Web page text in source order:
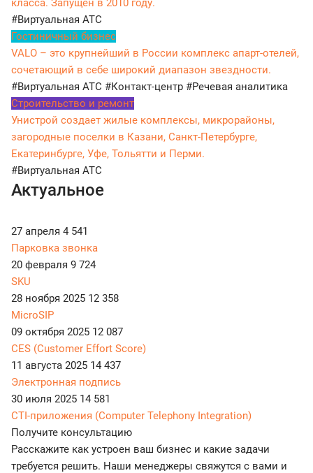
#Виртуальная АТС
Гостиничный бизнес
VALO – это крупнейший в России комплекс апарт-отелей,
сочетающий в себе широкий диапазон звездности.
#Виртуальная АТС #Контакт-центр #Речевая аналитика
Строительство и ремонт
Унистрой создает жилые комплексы, микрорайоны,
загородные поселки в Казани, Санкт-Петербурге,
Екатеринбурге, Уфе, Тольятти и Перми.
#Виртуальная АТС
Актуальное
27 апреля 4 541
Парковка звонка
20 февраля 9 724
SKU
28 ноября 2025 12 358
MicroSIP
09 октября 2025 12 087
CES (Customer Effort Score)
11 августа 2025 14 437
Электронная подпись
30 июля 2025 14 581
CTI-приложения (Computer Telephony Integration)
Получите консультацию
Расскажите как устроен ваш бизнес и какие задачи
требуется решить. Наши менеджеры свяжутся с вами и